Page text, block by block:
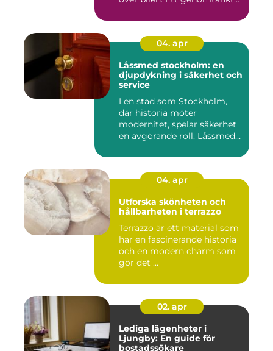
04. apr
Låssmed stockholm: en
djupdykning i säkerhet och
service
I en stad som Stockholm,
där historia möter
modernitet, spelar säkerhet
en avgörande roll. Låssmed
04. apr
Utforska skönheten och
hållbarheten i terrazzo
Terrazzo är ett material som
har en fascinerande historia
och en modern charm som
gör det ...
02. apr
Lediga lägenheter i
Ljungby: En guide för
bostadssökare